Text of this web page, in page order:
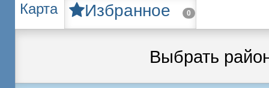
Карта Избранное 0
Выбрать